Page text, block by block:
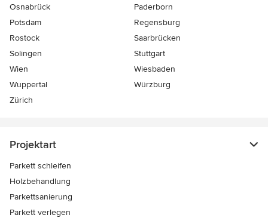
Osnabrück
Paderborn
Potsdam
Regensburg
Rostock
Saarbrücken
Solingen
Stuttgart
Wien
Wiesbaden
Wuppertal
Würzburg
Zürich
Projektart
Parkett schleifen
Holzbehandlung
Parkettsanierung
Parkett verlegen